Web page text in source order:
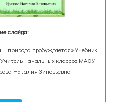
слайда:
природа пробуждается» Учебник
начальных классов МАОУ
Наталия Зиновьевна